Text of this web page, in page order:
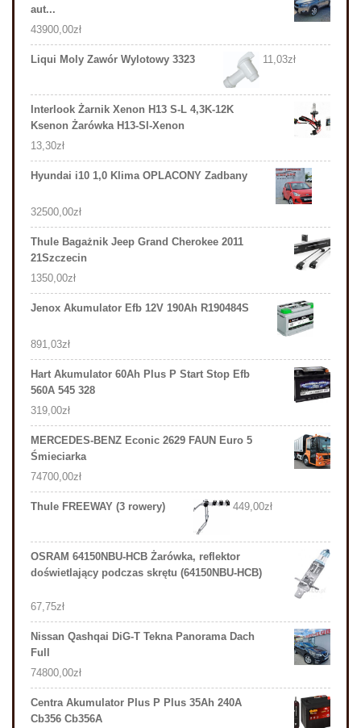
aut...
43900,00zł
Liqui Moly Zawór Wylotowy 3323 11,03zł
Interlook Żarnik Xenon H13 S-L 4,3K-12K
Ksenon Żarówka H13-Sl-Xenon
13,30zł
Hyundai i10 1,0 Klima OPLACONY Zadbany
32500,00zł
Thule Bagażnik Jeep Grand Cherokee 2011
21Szczecin
1350,00zł
Jenox Akumulator Efb 12V 190Ah R190484S
891,03zł
Hart Akumulator 60Ah Plus P Start Stop Efb
560A 545 328
319,00zł
MERCEDES-BENZ Econic 2629 FAUN Euro 5
Śmieciarka
74700,00zł
Thule FREEWAY (3 rowery) 449,00zł
OSRAM 64150NBU-HCB Żarówka, reflektor
doświetlający podczas skrętu (64150NBU-HCB)
67,75zł
Nissan Qashqai DiG-T Tekna Panorama Dach
Full
74800,00zł
Centra Akumulator Plus P Plus 35Ah 240A
Cb356 Cb356A